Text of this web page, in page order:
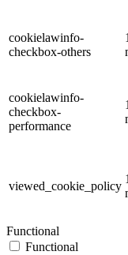
cookielawinfo-
checkbox-others
cookielawinfo-
checkbox-
performance
viewed_cookie_policy
Functional
Functional